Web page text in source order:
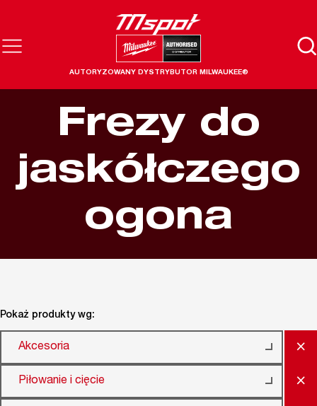
AUTORYZOWANY DYSTRYBUTOR MILWAUKEE®
Frezy do
jaskółczego
ogona
Pokaż produkty wg:
Akcesoria ×
Piłowanie i cięcie ×